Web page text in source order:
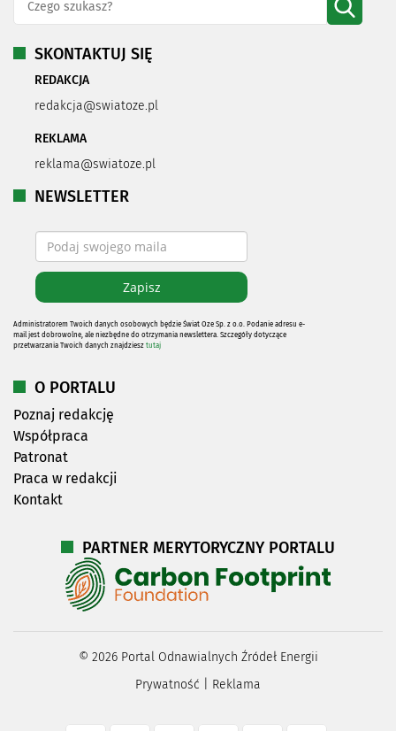
SKONTAKTUJ SIĘ
REDAKCJA
redakcja@swiatoze.pl
REKLAMA
reklama@swiatoze.pl
NEWSLETTER
Administratorem Twoich danych osobowych będzie Świat Oze Sp. z o.o. Podanie adresu e-
mail jest dobrowolne, ale niezbędne do otrzymania newslettera. Szczegóły dotyczące
przetwarzania Twoich danych znajdziesz tutaj
O PORTALU
Poznaj redakcję
Współpraca
Patronat
Praca w redakcji
Kontakt
PARTNER MERYTORYCZNY PORTALU
© 2026Portal Odnawialnych Źródeł Energii
Prywatność
Reklama